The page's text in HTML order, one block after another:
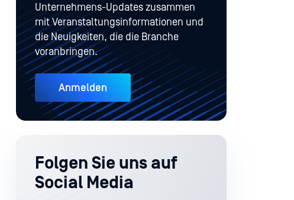
Unternehmens-Updates zusammen
mit Veranstaltungsinformationen und
die Neuigkeiten, die die Branche
voranbringen.
Anmelden
Folgen Sie uns auf
Social Media